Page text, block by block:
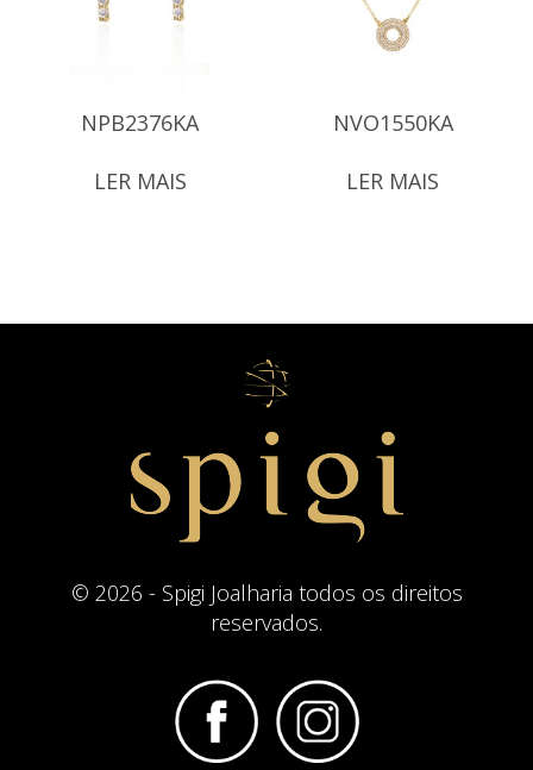
NPB2376KA
LER MAIS
NVO1550KA
LER MAIS
© 2026 - Spigi Joalharia todos os direitos
reservados.